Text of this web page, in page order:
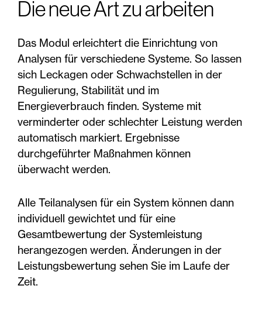
Die neue Art zu arbeiten
Das Modul erleichtert die Einrichtung von
Analysen für verschiedene Systeme. So lassen
sich Leckagen oder Schwachstellen in der
Regulierung, Stabilität und im
Energieverbrauch finden. Systeme mit
verminderter oder schlechter Leistung werden
automatisch markiert. Ergebnisse
durchgeführter Maßnahmen können
überwacht werden.
Alle Teilanalysen für ein System können dann
individuell gewichtet und für eine
Gesamtbewertung der Systemleistung
herangezogen werden. Änderungen in der
Leistungsbewertung sehen Sie im Laufe der
Zeit.